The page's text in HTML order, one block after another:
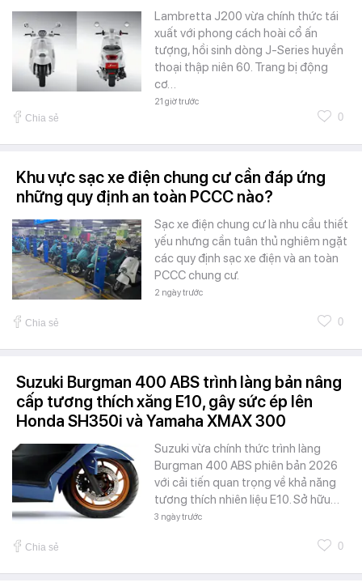
Lambretta J200 vừa chính thức tái
xuất với phong cách hoài cổ ấn
tượng, hồi sinh dòng J-Series huyền
thoại thập niên 60. Trang bị động
cơ…
21 giờ trước
Chia sẻ 0
Khu vực sạc xe điện chung cư cần đáp ứng
những quy định an toàn PCCC nào?
Sạc xe điện chung cư là nhu cầu thiết
yếu nhưng cần tuân thủ nghiêm ngặt
các quy định sạc xe điện và an toàn
PCCC chung cư.
2 ngày trước
Chia sẻ 0
Suzuki Burgman 400 ABS trình làng bản nâng
cấp tương thích xăng E10, gây sức ép lên
Honda SH350i và Yamaha XMAX 300
Suzuki vừa chính thức trình làng
Burgman 400 ABS phiên bản 2026
với cải tiến quan trọng về khả năng
tương thích nhiên liệu E10. Sở hữu…
3 ngày trước
Chia sẻ 0